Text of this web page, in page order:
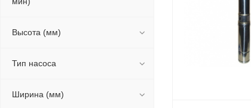
Высота (мм)
Тип насоса
Ширина (мм)